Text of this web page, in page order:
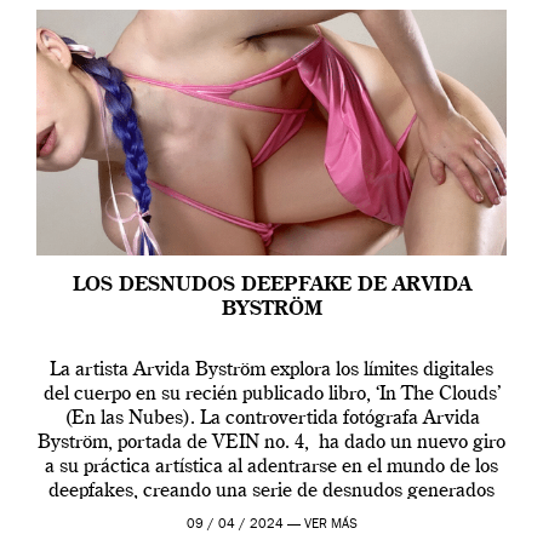
LOS DESNUDOS DEEPFAKE DE ARVIDA
BYSTRÖM
La artista Arvida Byström explora los límites digitales
del cuerpo en su recién publicado libro, ‘In The Clouds’
(En las Nubes). La controvertida fotógrafa Arvida
Byström, portada de VEIN no. 4, ha dado un nuevo giro
a su práctica artística al adentrarse en el mundo de los
deepfakes, creando una serie de desnudos generados
por […]
09 / 04 / 2024 — VER MÁS